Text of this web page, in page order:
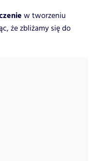
w tworzeniu
że zbliżamy się do